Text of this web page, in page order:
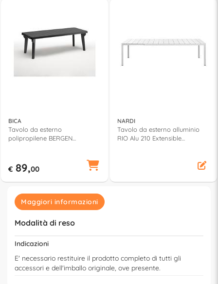
BICA
Tavolo da esterno
polipropilene BERGEN
€ 89,00
NARDI
Tavolo da esterno alluminio
RIO Alu 210 Extensible
Maggiori informazioni
Modalità di reso
Indicazioni
E' necessario restituire il prodotto completo di tutti gli
accessori e dell'imballo originale, ove presente.